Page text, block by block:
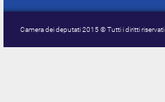
Camera dei deputati 2015 © Tutti i diritti riservati